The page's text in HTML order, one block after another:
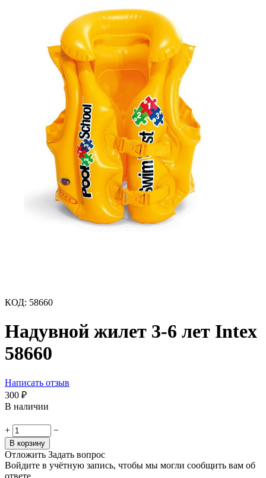
КОД: 58660
Надувной жилет 3-6 лет Intex
58660
Написать отзыв
300 ₽
В наличии
+ −
В корзину
Отложить Задать вопрос
Войдите в учётную запись, чтобы мы могли сообщить вам об
ответе